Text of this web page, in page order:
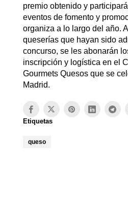
premio obtenido y
eventos de fomento y
organiza a lo largo del año.
queserías que hayan sido
concurso, se les abonarán
inscripción y logística en el
Gourmets Quesos que se
Madrid.
Etiquetas
queso